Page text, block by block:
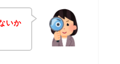
いか